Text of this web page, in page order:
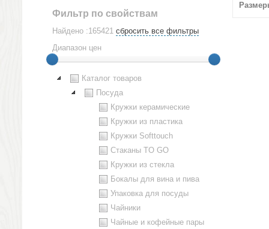
Фильтр по свойствам
Найдено :165421 сбросить все фильтры
Диапазон цен
Каталог товаров
Посуда
Кружки керамические
Кружки из пластика
Кружки Softtouch
Стаканы TO GO
Кружки из стекла
Бокалы для вина и пива
Упаковка для посуды
Чайники
Чайные и кофейные пары